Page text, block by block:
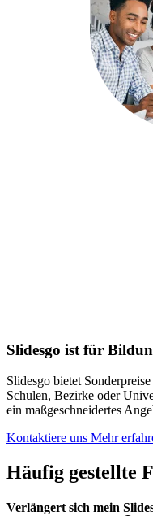
Slidesgo ist für
Slidesgo bietet
Schulen, Bezirke oder
ein maßgeschneidertes
Kontaktiere uns Mehr
Häufig gestellte
Verlängert sich mein